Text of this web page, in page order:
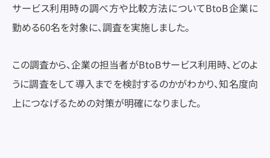
サービス利用時の調べ方や比較方法についてBtoB企業に
勤める60名を対象に、調査を実施しました。
この調査から、企業の担当者がBtoBサービス利用時、どのよ
うに調査をして導入までを検討するのかがわかり、知名度向
上につなげるための対策が明確になりました。